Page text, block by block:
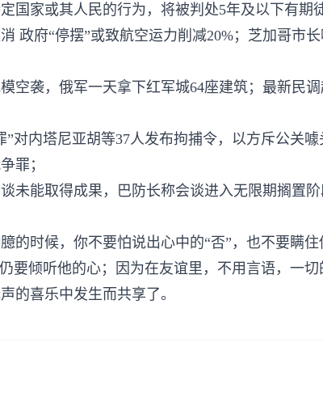
国家或其人民的行为，将被判处5年及以下有期
政府“停摆”或致航空运力削减20%；芝加哥市
空袭，俄军一天拿下红军城64座建筑；最新民
”对内塔尼亚胡等37人发布拘捕令，以方斥公关
罪；
未能取得成果，巴防长称会谈进入无限期搁置
的时候，你不要怕说出心中的“否”，也不要瞒
要倾听他的心；因为在友谊里，不用言语，一
的喜乐中发生而共享了。